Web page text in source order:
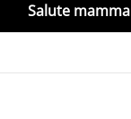
Salute mamma